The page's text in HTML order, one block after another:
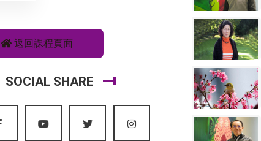
返回課程頁面
SOCIAL SHARE